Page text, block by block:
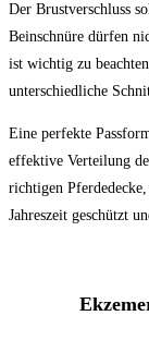
Der Brustverschluss
Beinschnüre dürfen
ist wichtig zu
unterschiedliche
Eine perfekte
effektive Verteilung
richtigen
Jahreszeit geschützt